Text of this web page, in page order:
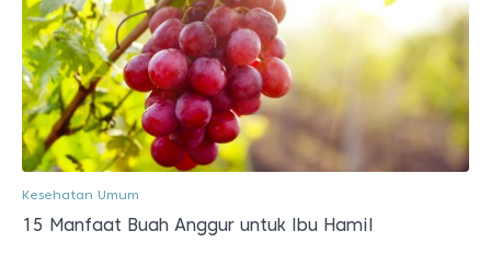
Kesehatan Umum
15 Manfaat Buah Anggur untuk Ibu Hamil